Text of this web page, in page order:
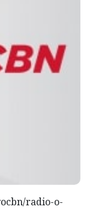
radio-o-